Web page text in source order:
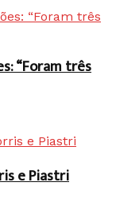
“Foram três
e Piastri